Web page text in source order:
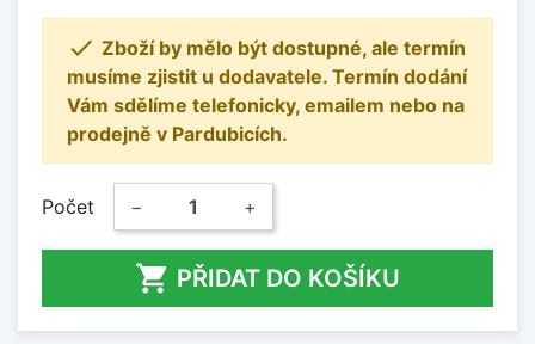
 Zboží by mělo být dostupné, ale termín
musíme zjistit u dodavatele. Termín dodání
Vám sdělíme telefonicky, emailem nebo na
prodejně v Pardubicích.
Počet − +
 PŘIDAT DO KOŠÍKU